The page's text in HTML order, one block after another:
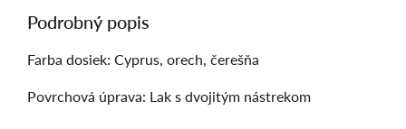
Podrobný popis
Farba dosiek: Cyprus, orech, čerešňa
Povrchová úprava: Lak s dvojitým nástrekom